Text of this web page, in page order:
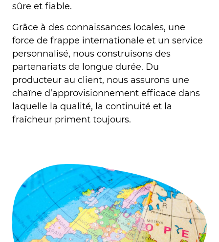
sûre et fiable.
Grâce à des connaissances locales, une
force de frappe internationale et un service
personnalisé, nous construisons des
partenariats de longue durée. Du
producteur au client, nous assurons une
chaîne d’approvisionnement efficace dans
laquelle la qualité, la continuité et la
fraîcheur priment toujours.